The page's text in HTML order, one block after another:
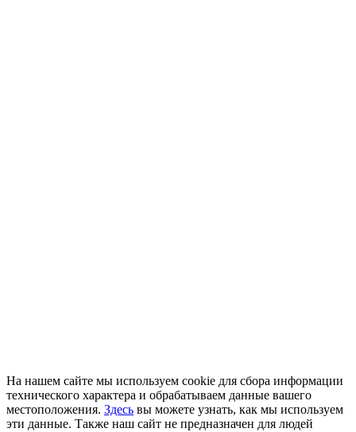
На нашем сайте мы используем cookie для сбора информации
технического характера и обрабатываем данные вашего
местоположения. Здесь вы можете узнать, как мы используем
эти данные. Также наш сайт не предназначен для людей